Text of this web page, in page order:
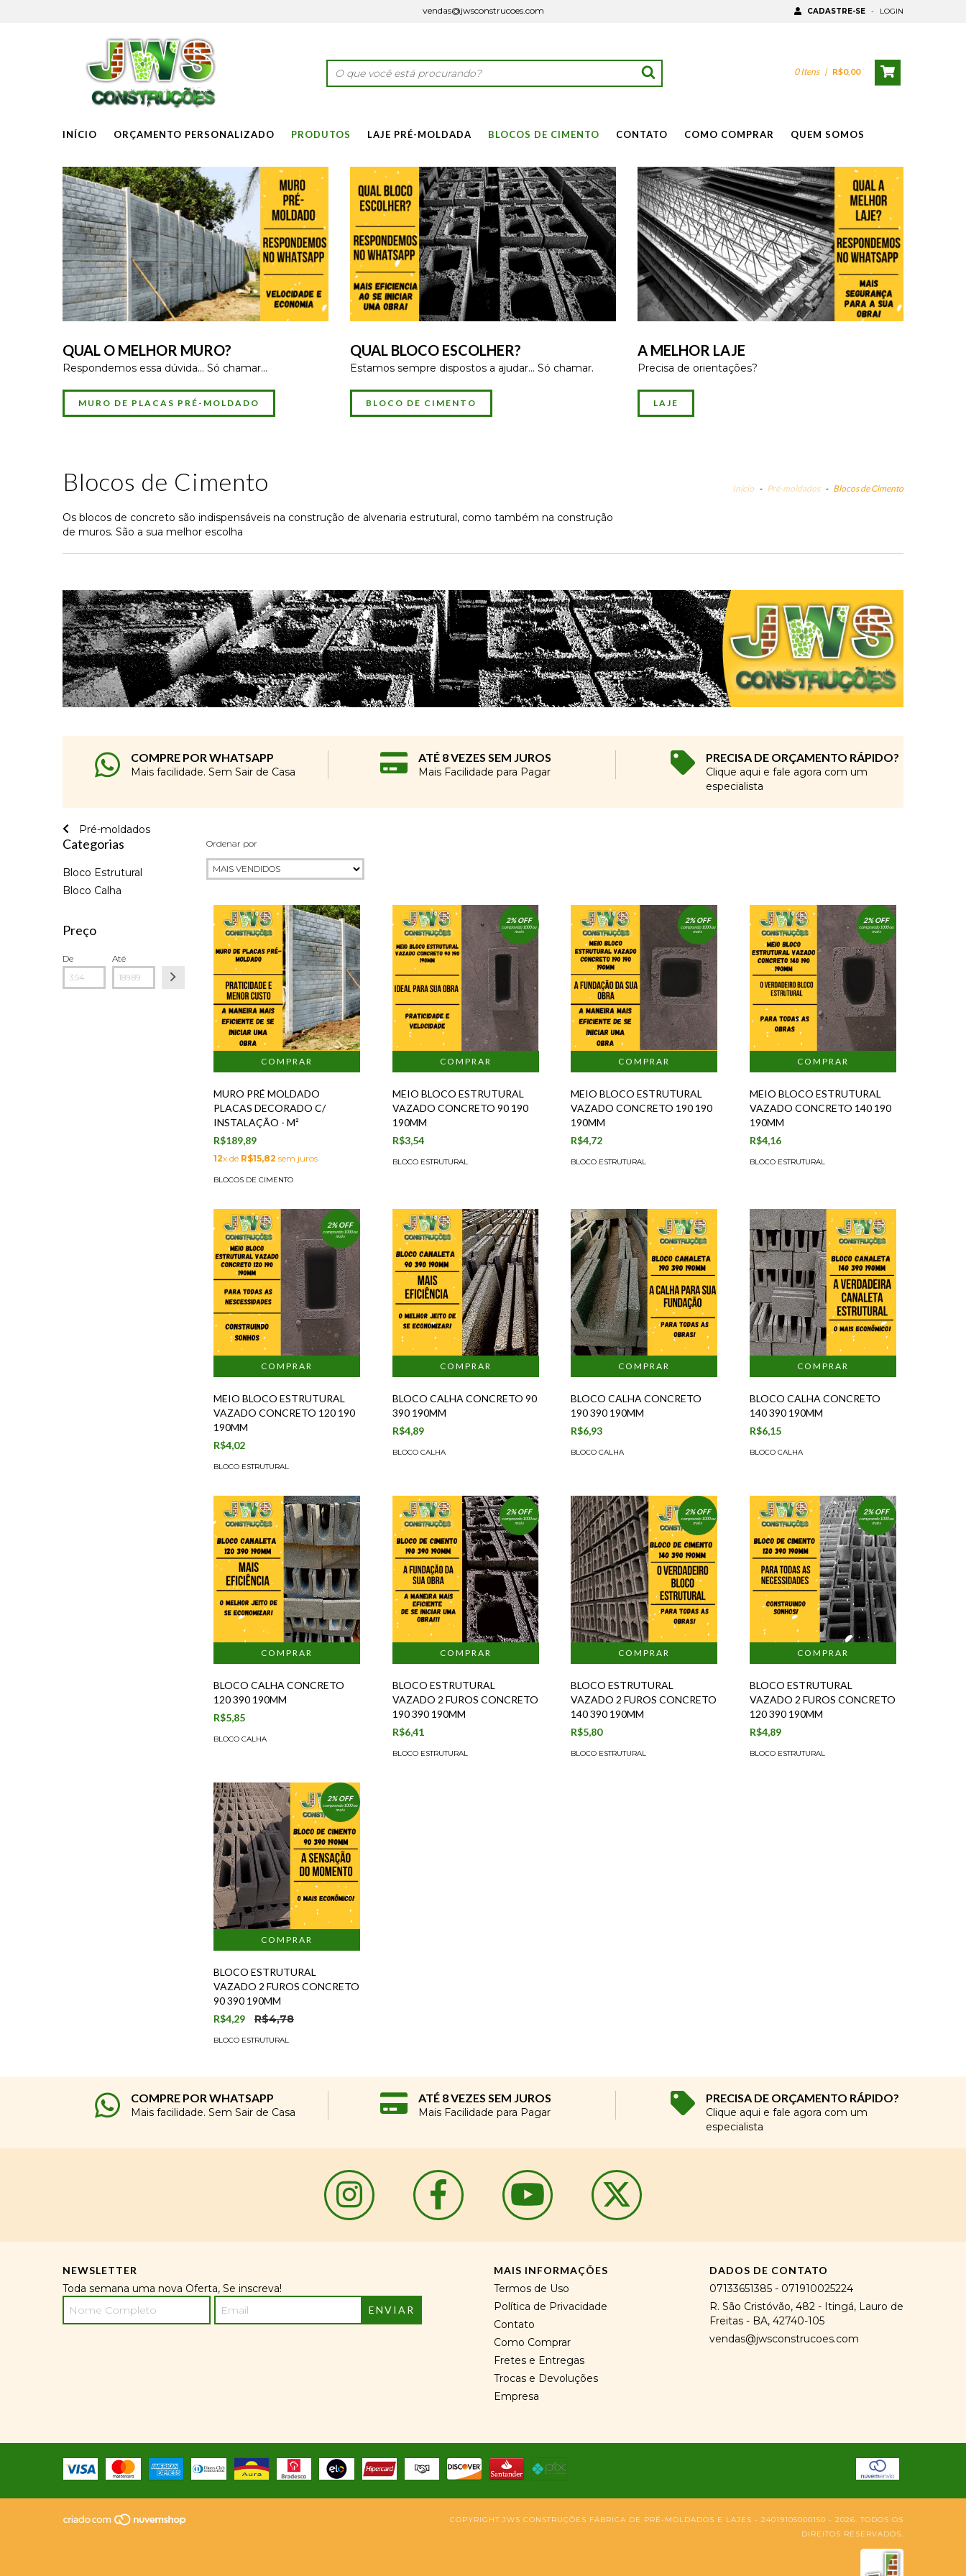
vendas@jwsconstrucoes.com CADASTRE-SE - LOGIN
0Itens | R$0,00
INÍCIO ORÇAMENTO PERSONALIZADO PRODUTOS LAJE PRÉ-MOLDADA BLOCOS DE CIMENTO CONTATO COMO COMPRAR QUEM SOMOS
QUAL O MELHOR MURO?
Respondemos essa dúvida... Só chamar...
MURO DE PLACAS PRÉ-MOLDADO
QUAL BLOCO ESCOLHER?
Estamos sempre dispostos a ajudar... Só chamar.
BLOCO DE CIMENTO
A MELHOR LAJE
Precisa de orientações?
LAJE
Blocos de Cimento
Os blocos de concreto são indispensáveis na construção de alvenaria estrutural, como também na construção
de muros. São a sua melhor escolha
Início - Pré-moldados - Blocos de Cimento
COMPRE POR WHATSAPP
Mais facilidade. Sem Sair de Casa
ATÉ 8 VEZES SEM JUROS
Mais Facilidade para Pagar
PRECISA DE ORÇAMENTO RÁPIDO?
Clique aqui e fale agora com um
especialista
Pré-moldados
Categorias
Bloco Estrutural
Bloco Calha
Preço
De Até
Ordenar por
MURO PRÉ MOLDADO
PLACAS DECORADO C/
INSTALAÇÃO - M²
R$189,89
12x de R$15,82 sem juros
BLOCOS DE CIMENTO
2% OFF
comprando 1000 ou
mais
MEIO BLOCO ESTRUTURAL
VAZADO CONCRETO 90 190
190MM
R$3,54
BLOCO ESTRUTURAL
2% OFF
comprando 1000 ou
mais
MEIO BLOCO ESTRUTURAL
VAZADO CONCRETO 190 190
190MM
R$4,72
BLOCO ESTRUTURAL
2% OFF
comprando 1000 ou
mais
MEIO BLOCO ESTRUTURAL
VAZADO CONCRETO 140 190
190MM
R$4,16
BLOCO ESTRUTURAL
2% OFF
comprando 1000 ou
mais
MEIO BLOCO ESTRUTURAL
VAZADO CONCRETO 120 190
190MM
R$4,02
BLOCO ESTRUTURAL
BLOCO CALHA CONCRETO 90
390 190MM
R$4,89
BLOCO CALHA
BLOCO CALHA CONCRETO
190 390 190MM
R$6,93
BLOCO CALHA
BLOCO CALHA CONCRETO
140 390 190MM
R$6,15
BLOCO CALHA
BLOCO CALHA CONCRETO
120 390 190MM
R$5,85
BLOCO CALHA
2% OFF
comprando 1000 ou
mais
BLOCO ESTRUTURAL
VAZADO 2 FUROS CONCRETO
190 390 190MM
R$6,41
BLOCO ESTRUTURAL
2% OFF
comprando 1000 ou
mais
BLOCO ESTRUTURAL
VAZADO 2 FUROS CONCRETO
140 390 190MM
R$5,80
BLOCO ESTRUTURAL
2% OFF
comprando 1000 ou
mais
BLOCO ESTRUTURAL
VAZADO 2 FUROS CONCRETO
120 390 190MM
R$4,89
BLOCO ESTRUTURAL
2% OFF
comprando 1000 ou
mais
BLOCO ESTRUTURAL
VAZADO 2 FUROS CONCRETO
90 390 190MM
R$4,29
R$4,78
BLOCO ESTRUTURAL
COMPRE POR WHATSAPP
Mais facilidade. Sem Sair de Casa
ATÉ 8 VEZES SEM JUROS
Mais Facilidade para Pagar
PRECISA DE ORÇAMENTO RÁPIDO?
Clique aqui e fale agora com um
especialista
NEWSLETTER
Toda semana uma nova Oferta, Se inscreva!
MAIS INFORMAÇÕES
Termos de Uso
Política de Privacidade
Contato
Como Comprar
Fretes e Entregas
Trocas e Devoluções
Empresa
DADOS DE CONTATO
07133651385 - 071910025224
R. São Cristóvão, 482 - Itingá, Lauro de
Freitas - BA, 42740-105
vendas@jwsconstrucoes.com
COPYRIGHT JWS CONSTRUÇÕES FÁBRICA DE PRÉ-MOLDADOS E LAJES - 24019105000150 - 2026. TODOS OS
DIREITOS RESERVADOS.